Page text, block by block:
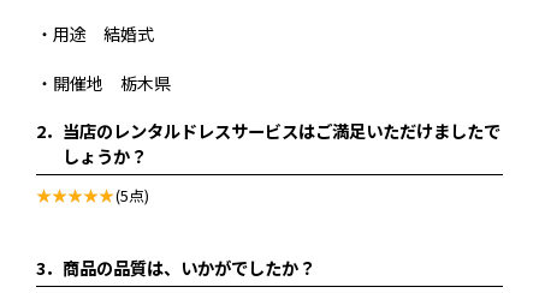
・用途 結婚式
・開催地 栃木県
2． 当店のレンタルドレスサービスはご満足いただけましたで
しょうか？
(5点)
3． 商品の品質は、いかがでしたか？